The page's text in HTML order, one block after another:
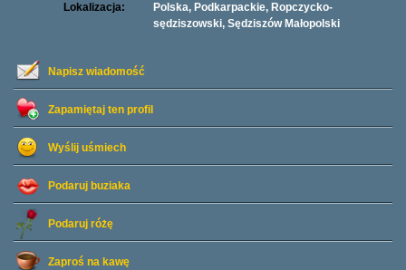
Napisz wiadomość
Zapamiętaj ten profil
Wyślij uśmiech
Podaruj buziaka
Podaruj różę
Zaproś na kawę
Lokalizacja:
Polska, Podkarpackie, Ropczycko-
sędziszowski, Sędziszów Małopolski